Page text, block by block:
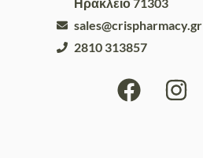
sales@crispharmacy.gr
2810 313857